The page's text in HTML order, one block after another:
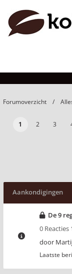
Forumoverzicht
1 2 3
Aankondigingen
De 9
0 Reacties
door
Laatste